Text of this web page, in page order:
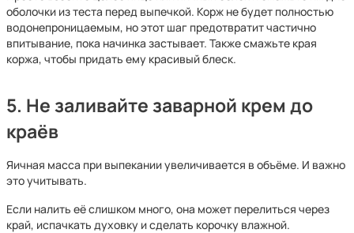
оболочки из теста перед выпечкой. Корж не будет полностью
водонепроницаемым, но этот шаг предотвратит частично
впитывание, пока начинка застывает. Также смажьте края
коржа, чтобы придать ему красивый блеск.
5. Не заливайте заварной крем до
краёв
Яичная масса при выпекании увеличивается в объёме. И важно
это учитывать.
Если налить её слишком много, она может перелиться через
край, испачкать духовку и сделать корочку влажной.